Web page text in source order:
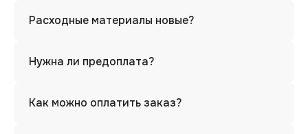
Расходные материалы новые?
Нужна ли предоплата?
Как можно оплатить заказ?